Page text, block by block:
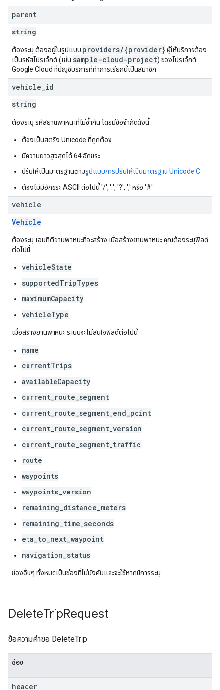
parent
string
ต้องระบุ ต้องอยู่ในรูปแบบ providers/{provider} ผู้ให้บริการต้อง
เป็นรหัสโปรเจ็กต์ (เช่น sample-cloud-project) ของโปรเจ็กต์
Google Cloud ที่บัญชีบริการที่ทำการเรียกนี้เป็นสมาชิก
vehicle id
string
ต้องระบุ รหัสยานพาหนะที่ไม่ซ้ำกัน โดยมีข้อจำกัดดังนี้
ต้องเป็นสตริง Unicode ที่ถูกต้อง
มีความยาวสูงสุดได้ 64 อักขระ
ปรับให้เป็นมาตรฐานตามรูปแบบการปรับให้เป็นมาตรฐาน Unicode C
ต้องไม่มีอักขระ ASCII ต่อไปนี้ '/', ':', '?', ',' หรือ '#'
vehicle
Vehicle
ต้องระบุ เอนทิตียานพาหนะที่จะสร้าง เมื่อสร้างยานพาหนะ คุณต้องระบุฟิลด์
ต่อไปนี้
vehicleState
supportedTripTypes
maximumCapacity
vehicleType
เมื่อสร้างยานพาหนะ ระบบจะไม่สนใจฟิลด์ต่อไปนี้
name
currentTrips
availableCapacity
current_route_segment
current_route_segment_end_point
current_route_segment_version
current_route_segment_traffic
route
waypoints
waypoints_version
remaining_distance_meters
remaining_time_seconds
eta_to_next_waypoint
navigation_status
ช่องอื่นๆ ทั้งหมดเป็นช่องที่ไม่บังคับและจะใช้หากมีการระบุ
DeleteTripRequest
ข้อความคำขอ DeleteTrip
ช่อง
header